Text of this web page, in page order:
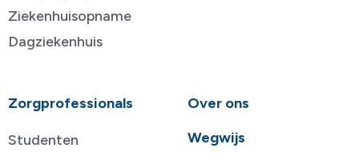
Ziekenhuisopname
Dagziekenhuis
Zorgprofessionals
Studenten
Over ons
Wegwijs